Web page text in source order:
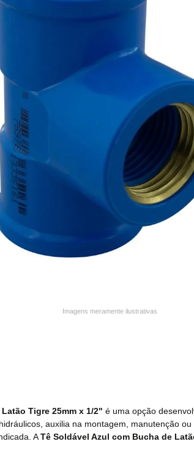
Imagens meramente ilustrativas
Tigre 25mm x 1/2" é uma opção
auxilia na montagem, manutenção
ATê Soldável Azul com Bucha de
caneca